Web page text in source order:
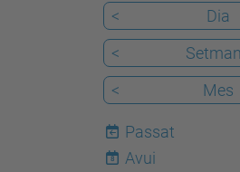
< Dia
<
<
Mes
Passat
8
Avui